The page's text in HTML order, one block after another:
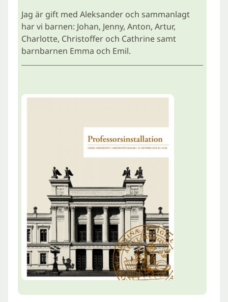
Jag är gift med Aleksander och sammanlagt
har vi barnen: Johan, Jenny, Anton, Artur,
Charlotte, Christoffer och Cathrine samt
barnbarnen Emma och Emil.